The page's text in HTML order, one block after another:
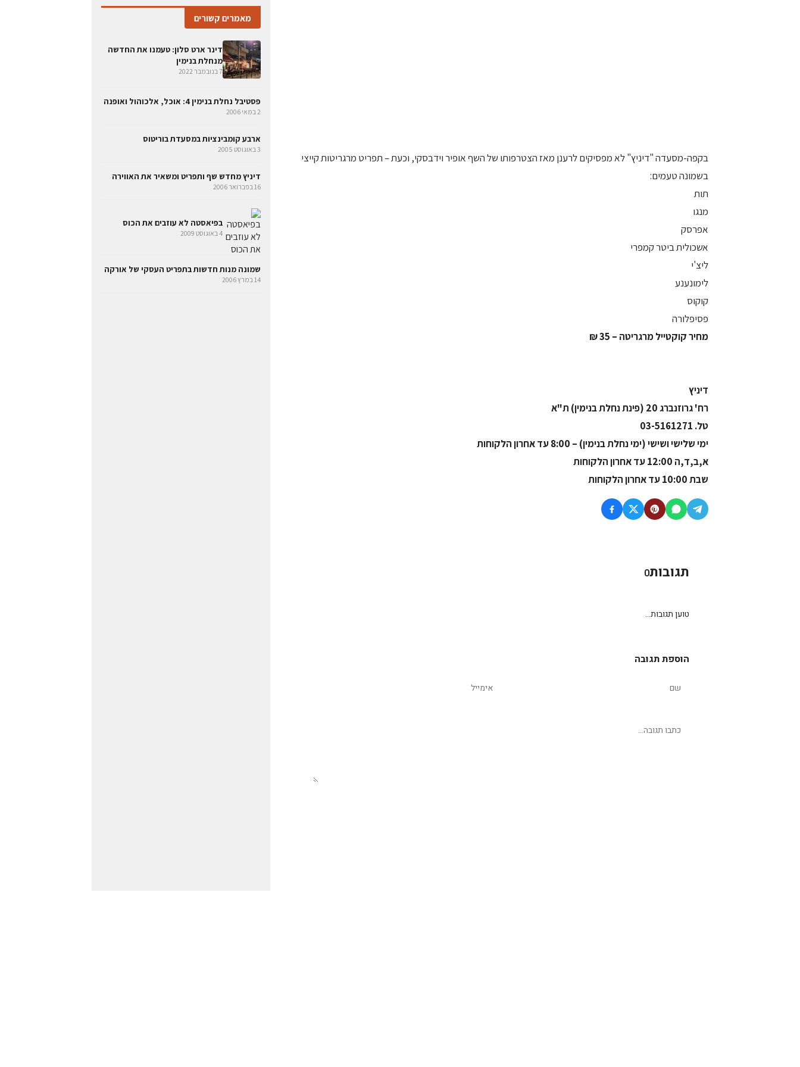
בקפה-מסעדה "דיניץ" לא מפסיקים לרענן מאז הצטרפותו של השף אופיר וידבסקי, וכעת – תפריט מרגריטות קייצי
בשמונה טעמים:
תות
מנגו
אפרסק
אשכולית ביטר קמפרי
ליצ'י
לימונענע
קוקוס
פסיפלורה
מחיר קוקטייל מרגריטה – 35 ₪
דיניץ
רח' גרוזנברג 20 (פינת נחלת בנימין) ת"א
טל. 03-5161271
ימי שלישי ושישי (ימי נחלת בנימין) – 8:00 עד אחרון הלקוחות
א,ב,ד,ה 12:00 עד אחרון הלקוחות
שבת 10:00 עד אחרון הלקוחות
תגובות0
טוען תגובות...
הוספת תגובה
מאמרים קשורים
דינר ארט סלון: טעמנו את החדשה
מנחלת בנימין
7 בנובמבר 2022
פסטיבל נחלת בנימין 4: אוכל, אלכוהול ואופנה
2 במאי 2006
ארבע קומבינציות במסעדת בוריטוס
3 באוגוסט 2005
דיניץ מחדש שף ותפריט ומשאיר את האווירה
16 בפברואר 2006
בפיאסטה לא עוזבים את הכוס
4 באוגוסט 2009
שמונה מנות חדשות בתפריט העסקי של אורקה
14 במרץ 2006